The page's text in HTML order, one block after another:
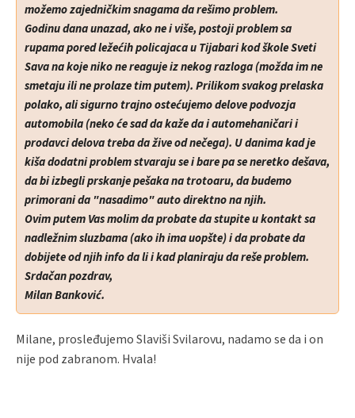
možemo zajedničkim snagama da rešimo problem.
Godinu dana unazad, ako ne i više, postoji problem sa
rupama pored ležećih policajaca u Tijabari kod škole Sveti
Sava na koje niko ne reaguje iz nekog razloga (možda im ne
smetaju ili ne prolaze tim putem). Prilikom svakog prelaska
polako, ali sigurno trajno ostećujemo delove podvozja
automobila (neko će sad da kaže da i automehaničari i
prodavci delova treba da žive od nečega). U danima kad je
kiša dodatni problem stvaraju se i bare pa se neretko dešava,
da bi izbegli prskanje pešaka na trotoaru, da budemo
primorani da "nasadimo" auto direktno na njih.
Ovim putem Vas molim da probate da stupite u kontakt sa
nadležnim sluzbama (ako ih ima uopšte) i da probate da
dobijete od njih info da li i kad planiraju da reše problem.
Srdačan pozdrav,
Milan Banković.
Milane, prosleđujemo Slaviši Svilarovu, nadamo se da i on
nije pod zabranom. Hvala!